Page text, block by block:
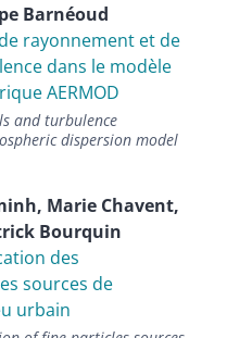
Barnéoud
rayonnement et de
dans le modèle
AERMOD
and turbulence
dispersion model
, Marie Chavent,
Bourquin
des
sources de
urbain